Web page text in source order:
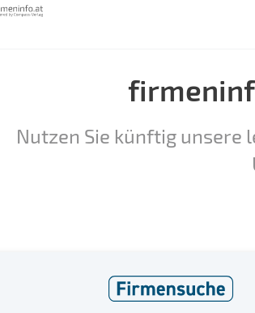
Nutzen Sie künftig unsere